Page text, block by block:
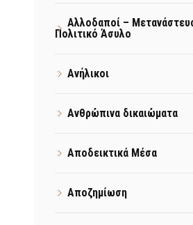
Αλλοδαποί –
Πολιτικό Άσυλο
Ανήλικοι
Ανθρώπινα δικαιώματα
Αποδεικτικά Μέσα
Αποζημίωση